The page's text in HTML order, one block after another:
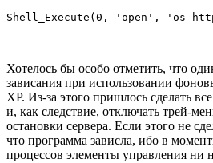
Shell_Execute(0, 'open',
Хотелось бы особо отметить, что
зависания при использовании
XP. Из-за этого пришлось сделать
и, как следствие, отключать трей-
остановки сервера. Если этого не
что программа зависла, ибо в
процессов элементы управления ни